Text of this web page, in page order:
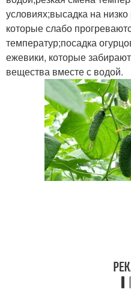
условиях;высадка на
которые слабо
температур;посадка
ежевики, которые
вещества вместе с водой.